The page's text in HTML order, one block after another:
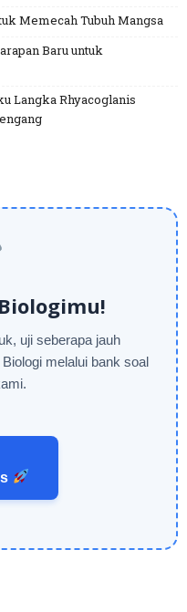
Memecah Tubuh Mangsa
Baru untuk
Langka Rhyacoglanis
uji seberapa jauh
melalui bank soal